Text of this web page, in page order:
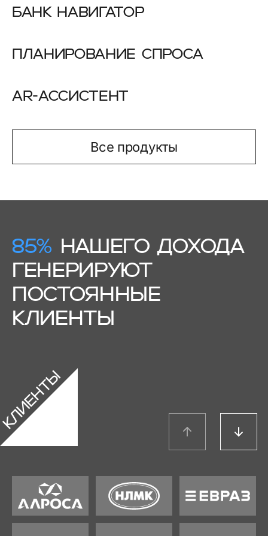
БАНК НАВИГАТОР
ПЛАНИРОВАНИЕ СПРОСА
AR-АССИСТЕНТ
Все продукты
85% НАШЕГО ДОХОДА
ГЕНЕРИРУЮТ
ПОСТОЯННЫЕ
КЛИЕНТЫ
клиенты